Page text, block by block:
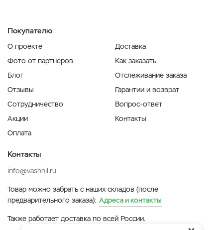
Покупателю
О проекте
Фото от партнеров
Блог
Отзывы
Сотрудничество
Акции
Оплата
Доставка
Как заказать
Отслеживание заказа
Гарантии и возврат
Вопрос-ответ
Контакты
Контакты
info@vashnil.ru
Товар можно забрать с наших складов (после
предварительного заказа): Адреса и контакты
Также работает доставка по всей России.